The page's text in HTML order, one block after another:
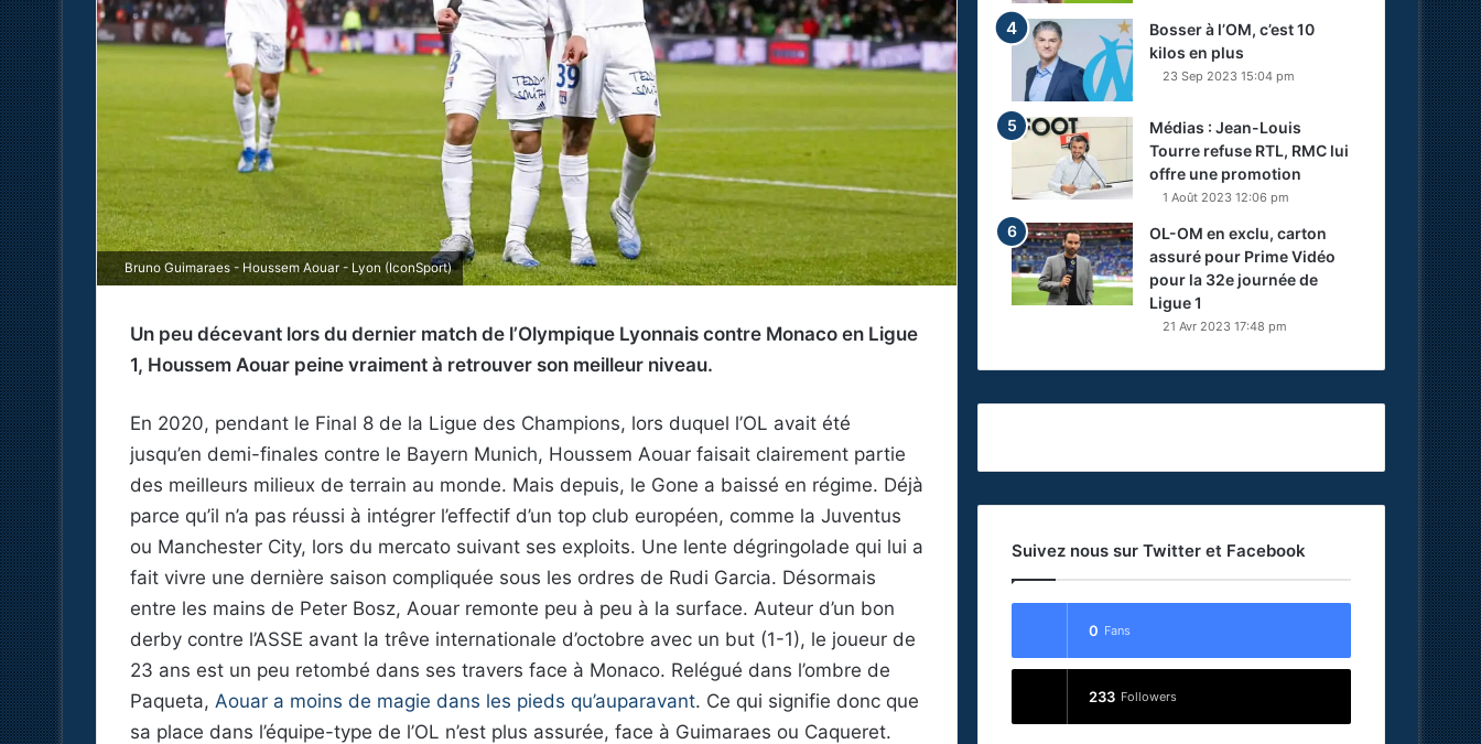
Bruno Guimaraes - Houssem Aouar - Lyon (IconSport)
Un peu décevant lors du dernier match de l’Olympique Lyonnais contre Monaco en Ligue
1, Houssem Aouar peine vraiment à retrouver son meilleur niveau.
En 2020, pendant le Final 8 de la Ligue des Champions, lors duquel l’OL avait été
jusqu’en demi-finales contre le Bayern Munich, Houssem Aouar faisait clairement partie
des meilleurs milieux de terrain au monde. Mais depuis, le Gone a baissé en régime. Déjà
parce qu’il n’a pas réussi à intégrer l’effectif d’un top club européen, comme la Juventus
ou Manchester City, lors du mercato suivant ses exploits. Une lente dégringolade qui lui a
fait vivre une dernière saison compliquée sous les ordres de Rudi Garcia. Désormais
entre les mains de Peter Bosz, Aouar remonte peu à peu à la surface. Auteur d’un bon
derby contre l’ASSE avant la trêve internationale d’octobre avec un but (1-1), le joueur de
23 ans est un peu retombé dans ses travers face à Monaco. Relégué dans l’ombre de
Paqueta, Aouar a moins de magie dans les pieds qu’auparavant. Ce qui signifie donc que
sa place dans l’équipe-type de l’OL n’est plus assurée, face à Guimaraes ou Caqueret.
Bosser à l’OM, c’est 10
kilos en plus
23 Sep 2023 15:04 pm
Médias : Jean-Louis
Tourre refuse RTL, RMC lui
offre une promotion
1 Août 2023 12:06 pm
OL-OM en exclu, carton
assuré pour Prime Vidéo
pour la 32e journée de
Ligue 1
21 Avr 2023 17:48 pm
Suivez nous sur Twitter et Facebook
0 Fans
233 Followers